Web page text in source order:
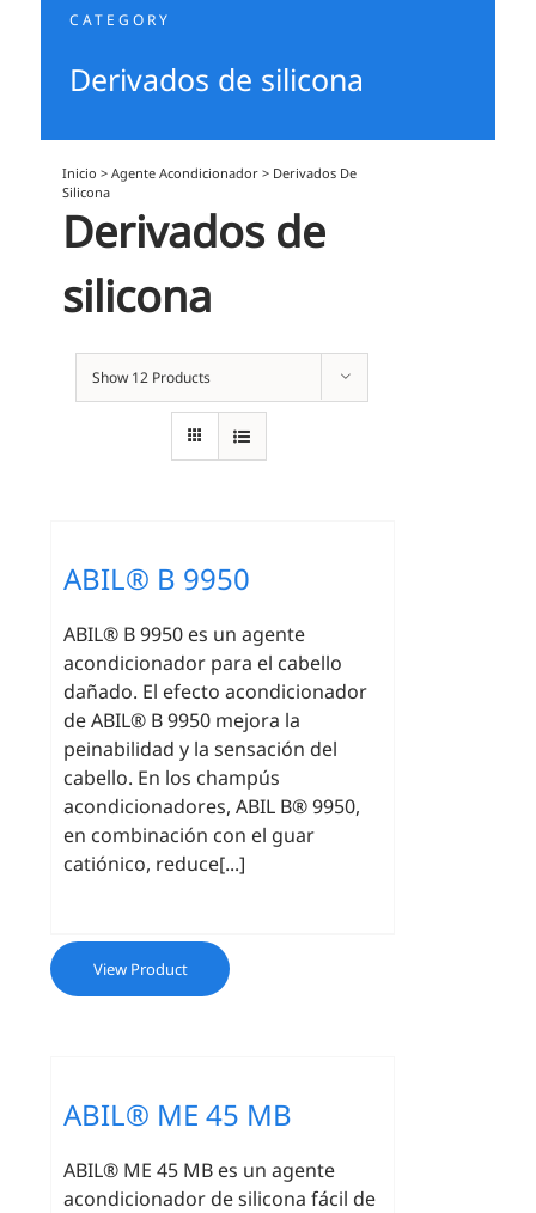
CATEGORY
Derivados de silicona
Inicio >Agente Acondicionador > Derivados De
Silicona
Derivados de
silicona
Show 12 Products
ABIL® B 9950
ABIL® B 9950 es un agente
acondicionador para el cabello
dañado. El efecto acondicionador
de ABIL® B 9950 mejora la
peinabilidad y la sensación del
cabello. En los champús
acondicionadores, ABIL B® 9950,
en combinación con el guar
catiónico, reduce[...]
View Product
ABIL® ME 45 MB
ABIL® ME 45 MB es un agente
acondicionador de silicona fácil de